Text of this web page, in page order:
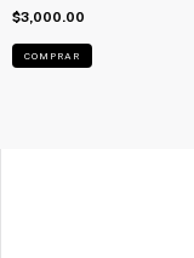
$3,000.00
COMPRAR